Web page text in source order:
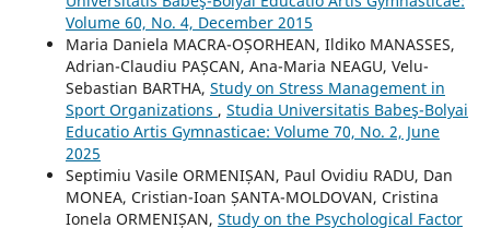
Volume 60, No. 4, December 2015
Maria Daniela MACRA-OȘORHEAN, Ildiko MANASSES,
Adrian-Claudiu PAȘCAN, Ana-Maria NEAGU, Velu-
Sebastian BARTHA, Study on Stress Management in
Sport Organizations , Studia Universitatis Babeş-Bolyai
Educatio Artis Gymnasticae: Volume 70, No. 2, June
2025
Septimiu Vasile ORMENIȘAN, Paul Ovidiu RADU, Dan
MONEA, Cristian-Ioan ȘANTA-MOLDOVAN, Cristina
Ionela ORMENIȘAN, Study on the Psychological Factor